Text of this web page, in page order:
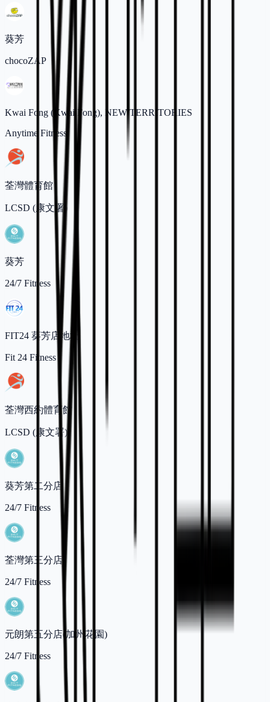
葵芳
chocoZAP
Kwai Fong (Kwai Fong), NEW TERRITORIES
Anytime Fitness
荃灣體育館
LCSD (康文署)
葵芳
24/7 Fitness
FIT24 葵芳店地址
Fit 24 Fitness
荃灣西約體育館
LCSD (康文署)
葵芳第二分店
24/7 Fitness
荃灣第三分店
24/7 Fitness
元朗第五分店(加州花園)
24/7 Fitness